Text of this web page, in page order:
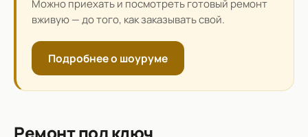
Можно приехать и посмотреть готовый ремонт
вживую — до того, как заказывать свой.
Подробнее о шоуруме
Ремонт под ключ